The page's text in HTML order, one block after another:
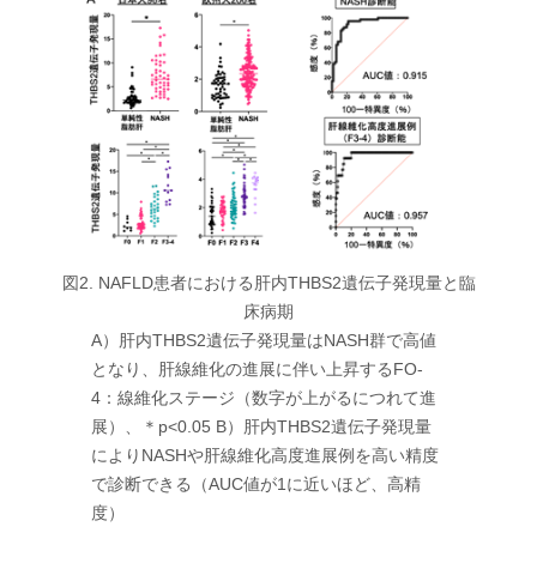
図2. NAFLD患者における肝内THBS2遺伝子発現量と臨
床病期
A）肝内THBS2遺伝子発現量はNASH群で高値
となり、肝線維化の進展に伴い上昇するFO-
4：線維化ステージ（数字が上がるにつれて進
展）、＊p<0.05 B）肝内THBS2遺伝子発現量
によりNASHや肝線維化高度進展例を高い精度
で診断できる（AUC値が1に近いほど、高精
度）